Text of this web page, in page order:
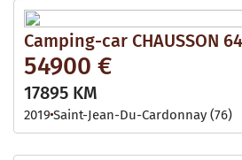
Camping-car CHAUSSON
54900 €
17895 KM
2019 Saint-Jean-Du-Cardonnay (76)